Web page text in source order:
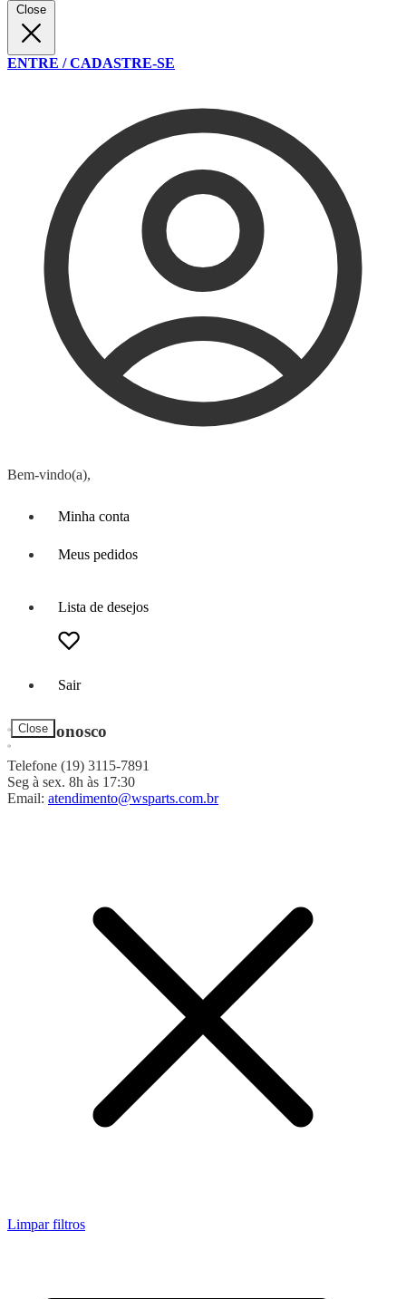
Close
ENTRE / CADASTRE-SE
Bem-vindo(a),
Minha conta
Meus pedidos
Lista de desejos
Sair
Close
Fale Conosco
Telefone (19) 3115-7891
Seg à sex. 8h às 17:30
Email: atendimento@wsparts.com.br
Limpar filtros